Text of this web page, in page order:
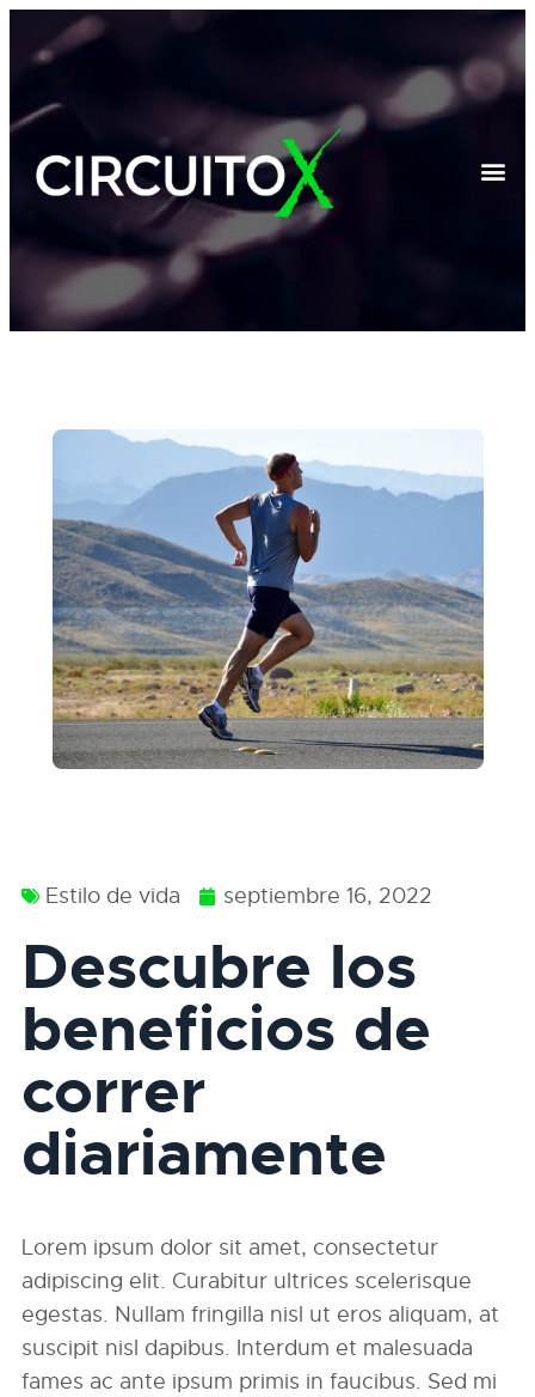
Estilo de vida septiembre 16, 2022
Descubre los
beneficios de
correr
diariamente
Lorem ipsum dolor sit amet, consectetur
adipiscing elit. Curabitur ultrices scelerisque
egestas. Nullam fringilla nisl ut eros aliquam, at
suscipit nisl dapibus. Interdum et malesuada
fames ac ante ipsum primis in faucibus. Sed mi